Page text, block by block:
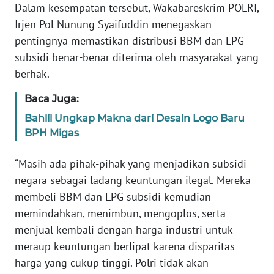
Dalam kesempatan tersebut, Wakabareskrim POLRI,
Irjen Pol Nunung Syaifuddin menegaskan
pentingnya memastikan distribusi BBM dan LPG
subsidi benar-benar diterima oleh masyarakat yang
berhak.
Baca Juga:
Bahlil Ungkap Makna dari Desain Logo Baru
BPH Migas
“Masih ada pihak-pihak yang menjadikan subsidi
negara sebagai ladang keuntungan ilegal. Mereka
membeli BBM dan LPG subsidi kemudian
memindahkan, menimbun, mengoplos, serta
menjual kembali dengan harga industri untuk
meraup keuntungan berlipat karena disparitas
harga yang cukup tinggi. Polri tidak akan
SERAMBI
WN
JAMBI
SULTRA
NTB
WN
SULTENG
WN
SULBAR